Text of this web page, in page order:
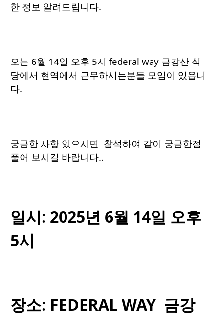
한 정보 알려드립니다.
오는 6월 14일 오후 5시 federal way 금강산 식
당에서 현역에서 근무하시는분들 모임이 있읍니
다.
궁금한 사항 있으시면 참석하여 같이 궁금한점
풀어 보시길 바랍니다..
일시: 2025년 6월 14일 오후
5시
장소: FEDERAL WAY 금강